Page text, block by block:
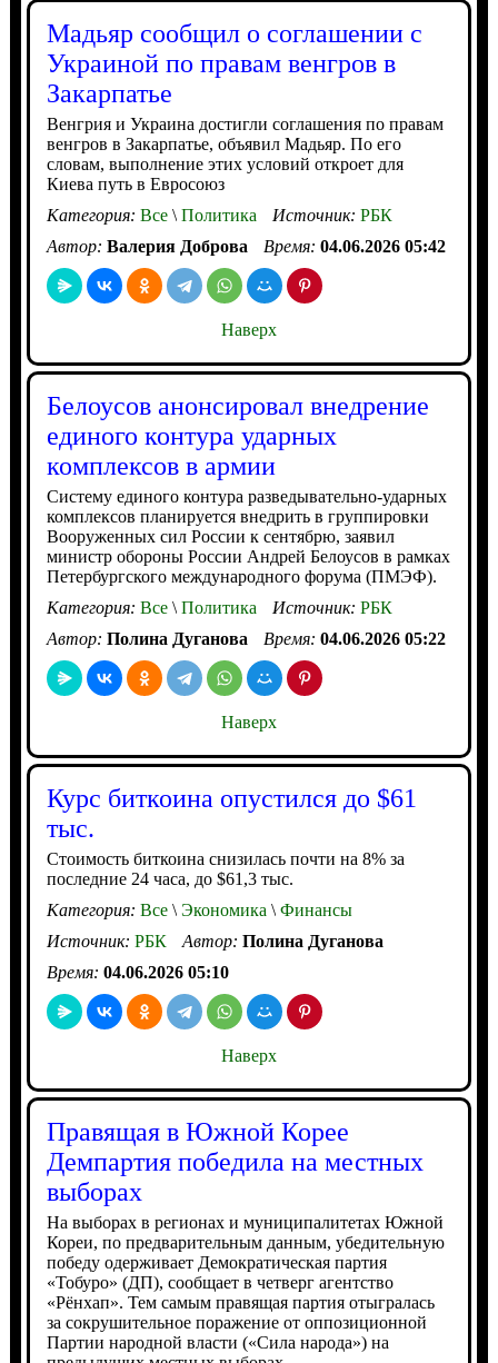
Мадьяр сообщил о соглашении с
Украиной по правам венгров в
Закарпатье
Венгрия и Украина достигли соглашения по правам
венгров в Закарпатье, объявил Мадьяр. По его
словам, выполнение этих условий откроет для
Киева путь в Евросоюз
Категория: Все\Политика Источник: РБК
Автор: Валерия Доброва Время: 04.06.2026 05:42
Наверх
Белоусов анонсировал внедрение
единого контура ударных
комплексов в армии
Систему единого контура разведывательно-ударных
комплексов планируется внедрить в группировки
Вооруженных сил России к сентябрю, заявил
министр обороны России Андрей Белоусов в рамках
Петербургского международного форума (ПМЭФ).
Категория: Все\Политика Источник: РБК
Автор: Полина Дуганова Время: 04.06.2026 05:22
Наверх
Курс биткоина опустился до $61
тыс.
Стоимость биткоина снизилась почти на 8% за
последние 24 часа, до $61,3 тыс.
Категория: Все\Экономика \Финансы
Источник: РБК Автор: Полина Дуганова
Время: 04.06.2026 05:10
Наверх
Правящая в Южной Корее
Демпартия победила на местных
выборах
На выборах в регионах и муниципалитетах Южной
Кореи, по предварительным данным, убедительную
победу одерживает Демократическая партия
«Тобуро» (ДП), сообщает в четверг агентство
«Рёнхап». Тем самым правящая партия отыгралась
за сокрушительное поражение от оппозиционной
Партии народной власти («Сила народа») на